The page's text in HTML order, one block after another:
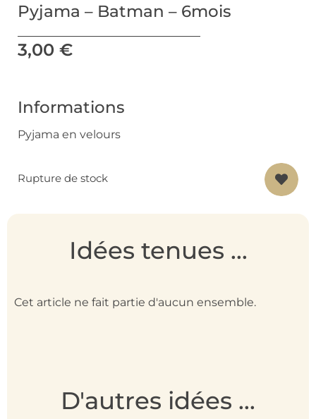
Pyjama – Batman – 6mois
3,00 €
Informations
Pyjama en velours
Rupture de stock
Idées tenues ...
Cet article ne fait partie d'aucun ensemble.
D'autres idées ...